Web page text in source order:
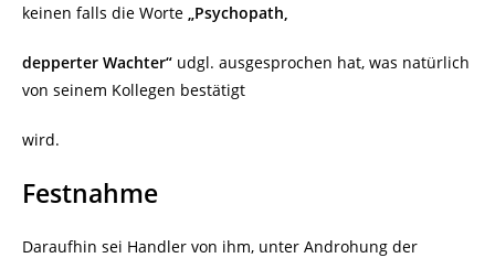
keinen falls die Worte „Psychopath,
depperter Wachter“ udgl. ausgesprochen hat, was natürlich
von seinem Kollegen bestätigt
wird.
Festnahme
Daraufhin sei Handler von ihm, unter Androhung der